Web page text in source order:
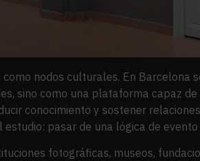
nodos culturales. En Barcelona
sino como una plataforma capaz
conocimiento y sostener
pasar de una lógica de
fotográficas, museos,